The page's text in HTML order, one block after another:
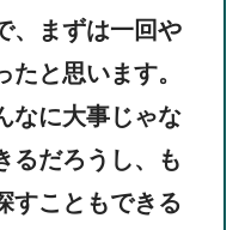
まずは一回や
たと思います。
なに大事じゃな
るだろうし、も
すこともできる